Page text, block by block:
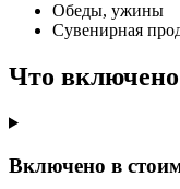
Обеды, ужины
Сувенирная
Что включено
Включено в